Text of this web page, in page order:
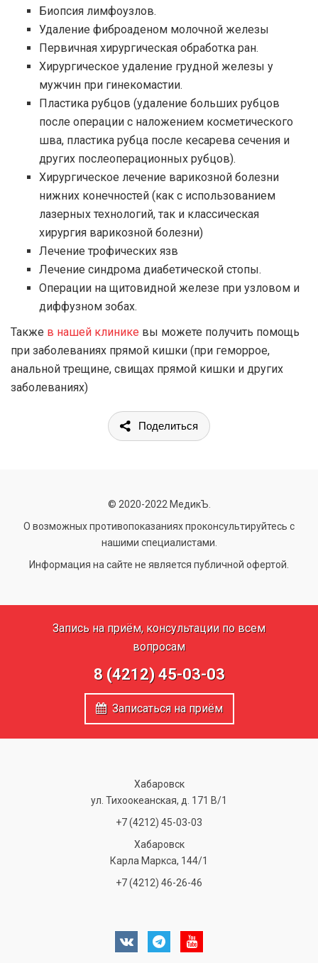
Биопсия лимфоузлов.
Удаление фиброаденом молочной железы
Первичная хирургическая обработка ран.
Хирургическое удаление грудной железы у
мужчин при гинекомастии.
Пластика рубцов (удаление больших рубцов
после операции с наложением косметического
шва, пластика рубца после кесарева сечения и
других послеоперационных рубцов).
Хирургическое лечение варикозной болезни
нижних конечностей (как с использованием
лазерных технологий, так и классическая
хирургия варикозной болезни)
Лечение трофических язв
Лечение синдрома диабетической стопы.
Операции на щитовидной железе при узловом и
диффузном зобах.
Также в нашей клинике вы можете получить помощь
при заболеваниях прямой кишки (при геморрое,
анальной трещине, свищах прямой кишки и других
заболеваниях)
Поделиться
© 2020-2022 МедикЪ.
О возможных противопоказаниях проконсультируйтесь с
нашими специалистами.
Информация на сайте не является публичной офертой.
Запись на приём, консультации по всем
вопросам
8 (4212) 45-03-03
Записаться на приём
Хабаровск
ул. Тихоокеанская, д. 171 В/1
+7 (4212) 45-03-03
Хабаровск
Карла Маркса, 144/1
+7 (4212) 46-26-46